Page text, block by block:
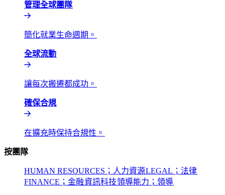
管理全球團隊​​
簡化就業生命週期。​​
全球流動​​
讓每次搬遷都成功。​​
確保合規​​
在擴充時保持合規性。​​
按團隊​​
HUMAN RESOURCES；人力資源​​LEGAL；法律​​
FINANCE；金融​​資訊科技​​領導能力；領導​​